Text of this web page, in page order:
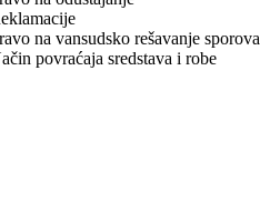
na vansudsko rešavanje sporova
povraćaja sredstava i robe